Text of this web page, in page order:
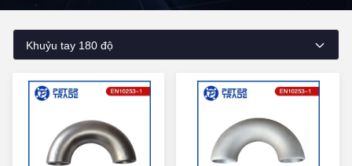
Khuỷu tay 180 độ